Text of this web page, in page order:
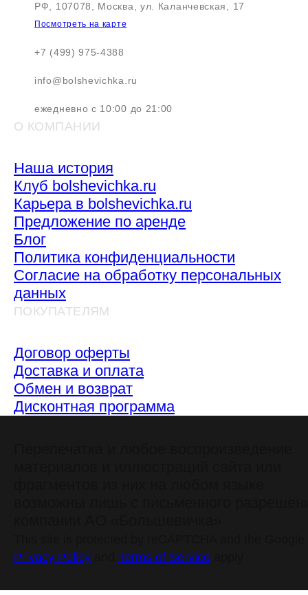
РФ, 107078, Москва, ул. Каланчевская, 17
Посмотреть на карте
+7 (499) 975-4388
info@bolshevichka.ru
ежедневно с 10:00 до 21:00
О КОМПАНИИ
Наша история
Клуб bolshevichka.ru
Карьера в bolshevichka.ru
Предложение по аренде
Блог
Политика конфиденциальности
Согласие на обработку персональных
данных
ПОКУПАТЕЛЯМ
Договор оферты
Доставка и оплата
Обмен и возврат
Дисконтная программа
Privacy Policy
Terms of Service